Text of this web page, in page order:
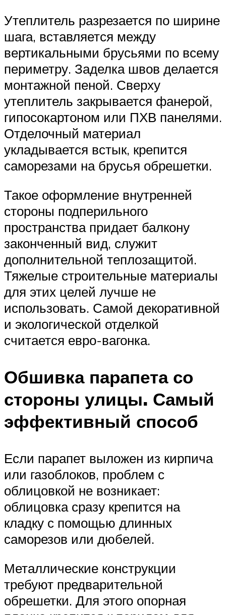
Утеплитель разрезается по ширине
шага, вставляется между
вертикальными брусьями по всему
периметру. Заделка швов делается
монтажной пеной. Сверху
утеплитель закрывается фанерой,
гипосокартоном или ПХВ панелями.
Отделочный материал
укладывается встык, крепится
саморезами на брусья обрешетки.
Такое оформление внутренней
стороны подперильного
пространства придает балкону
законченный вид, служит
дополнительной теплозащитой.
Тяжелые строительные материалы
для этих целей лучше не
использовать. Самой декоративной
и экологической отделкой
считается евро-вагонка.
Обшивка парапета со
стороны улицы. Самый
эффективный способ
Если парапет выложен из кирпича
или газоблоков, проблем с
облицовкой не возникает:
облицовка сразу крепится на
кладку с помощью длинных
саморезов или дюбелей.
Металлические конструкции
требуют предварительной
обрешетки. Для этого опорная